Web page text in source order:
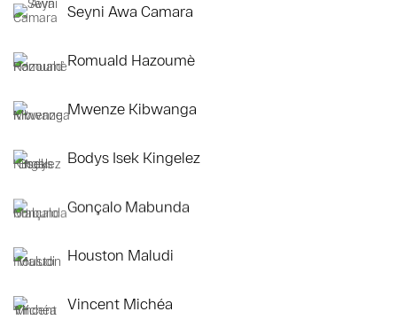
Seyni Awa Camara
Romuald Hazoumè
Mwenze Kibwanga
Bodys Isek Kingelez
Gonçalo Mabunda
Houston Maludi
Vincent Michéa